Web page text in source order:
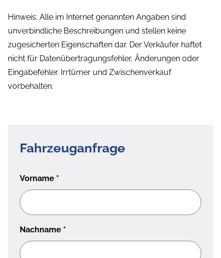
Hinweis: Alle im Internet genannten Angaben sind
unverbindliche Beschreibungen und stellen keine
zugesicherten Eigenschaften dar. Der Verkäufer haftet
nicht für Datenübertragungsfehler, Änderungen oder
Eingabefehler. Irrtümer und Zwischenverkauf
vorbehalten.
Fahrzeuganfrage
Vorname *
Nachname *